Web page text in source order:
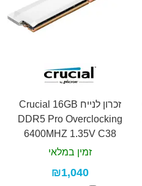
זכרון לנייח Crucial 16GB
DDR5 Pro Overclocking
6400MHZ 1.35V C38
זמין במלאי
₪1,040